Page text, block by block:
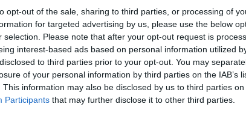
opt-out of the sale, sharing to third parties, or processing of
for targeted advertising by us, please use the below
selection. Please note that after your opt-out request is
interest-based ads based on personal information utilized
to third parties prior to your opt-out. You may
of your personal information by third parties on the IAB’s
This information may also be disclosed by us to third parties on
Participants that may further disclose it to other third parties.
de
no es
sino una
frente a